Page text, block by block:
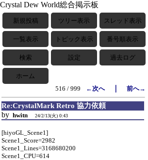
Crystal Dew World総合掲示板
新規投稿 ツリー表示 スレッド表示
一覧表示 トピック表示 番号順表示
検索 設定 過去ログ
ホーム
516 / 999
←次へ｜ 前へ→
Re:CrystalMark Retro 協力依頼
by hwitn 24/2/13(火) 0:43
[hiyoGL_Scene1]
Scene1_Score=2982
Scene1_Lines=3168680200
Scene1_CPU=614